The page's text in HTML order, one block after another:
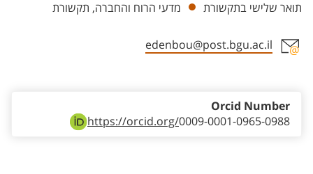
תואר שלישי בתקשורת
מדעי הרוח והחברה, תקשורת
edenbou@post.bgu.ac.il
https://orcid.org/0009-0001-0965-0988
Orcid Number